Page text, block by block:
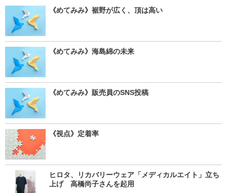
《めてみみ》裾野が広く、頂は高い
《めてみみ》海島綿の未来
《めてみみ》販売員のSNS投稿
《視点》定着率
ヒロタ、リカバリーウェア「メディカルエイト」立ち
上げ 高橋尚子さんを起用